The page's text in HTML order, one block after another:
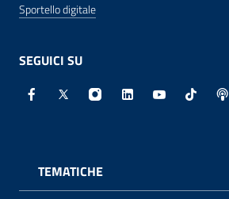
Sportello digitale
SEGUICI SU
Facebook - Sito esterno -
X - Sito esterno - Apertura
Instagram - Sito
Linkedin - Sito
Youtube -
TEMATICHE